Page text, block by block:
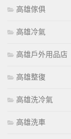
高雄傢俱
高雄冷氣
高雄戶外用品店
高雄整復
高雄洗冷氣
高雄洗車